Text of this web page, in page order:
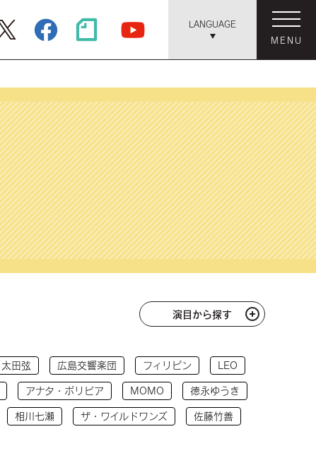
LANGUAGE
MENU
演目から探す
太田弦 広島交響楽団 フィリピン LEO
アナタ・ボリビア MOMO 徳永ゆうき
相川七瀬 ザ・ワイルドワンズ 佐藤竹善